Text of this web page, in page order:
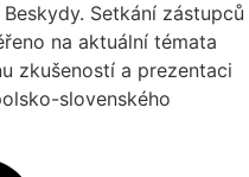
Setkání zástupců
na aktuální témata
zkušeností a prezentaci
slovenského